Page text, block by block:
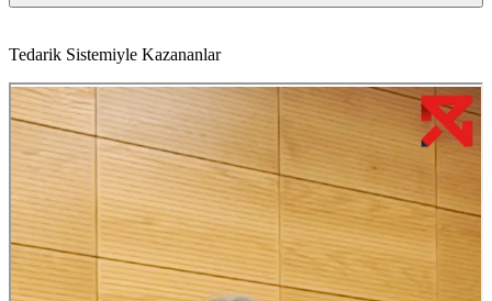
Tedarik Sistemiyle Kazananlar